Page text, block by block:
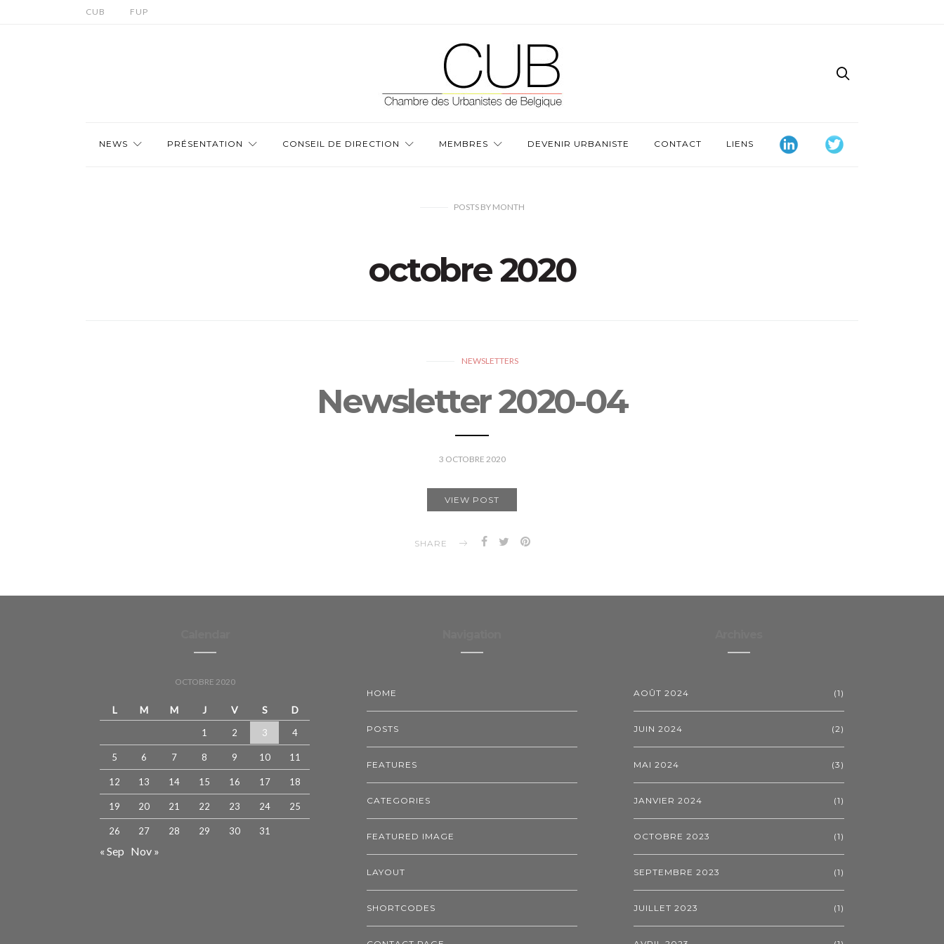
CUB FUP
NEWS PRÉSENTATION CONSEIL DE DIRECTION MEMBRES DEVENIR URBANISTE CONTACT LIENS
POSTS BYMONTH
octobre 2020
NEWSLETTERS
Newsletter 2020-04
3 OCTOBRE 2020
VIEW POST
SHARE
OCTOBRE 2020
L M M J V S D
1 2 3 4
5 6 7 8 9 10 11
12 13 14 15 16 17 18
19 20 21 22 23 24 25
26 27 28 29 30 31
« Sep Nov »
HOME
POSTS
FEATURES
CATEGORIES
FEATURED IMAGE
LAYOUT
SHORTCODES
AOÛT 2024 (1)
JUIN 2024 (2)
MAI 2024 (3)
JANVIER 2024 (1)
OCTOBRE 2023 (1)
SEPTEMBRE 2023 (1)
JUILLET 2023 (1)